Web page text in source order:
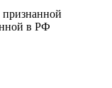
в РФ